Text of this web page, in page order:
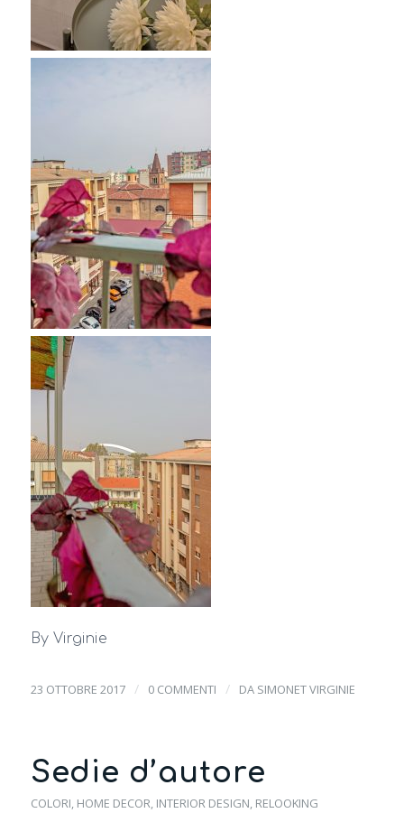
By Virginie
23 OTTOBRE 2017 / 0 COMMENTI / DA SIMONET VIRGINIE
Sedie d’autore
COLORI, HOME DECOR, INTERIOR DESIGN, RELOOKING